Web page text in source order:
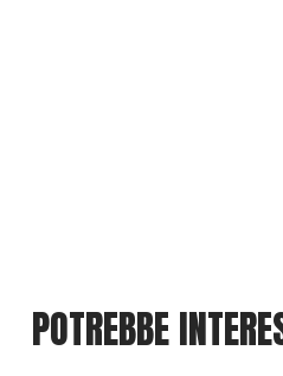
POTREBBE